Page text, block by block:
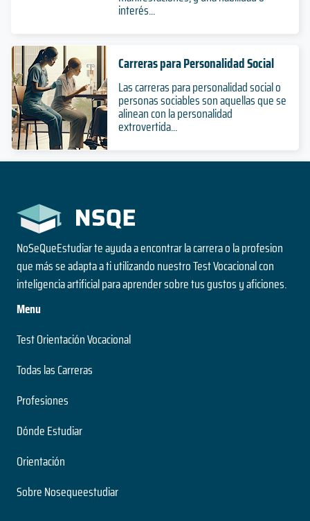
interés...
Carreras para Personalidad Social
Las carreras para personalidad social o
personas sociables son aquellas que se
alinean con la personalidad
extrovertida...
NoSeQueEstudiar te ayuda a encontrar la carrera o la profesion
que más se adapta a ti utilizando nuestro Test Vocacional con
inteligencia artificial para aprender sobre tus gustos y aficiones.
Menu
Test Orientación Vocacional
Todas las Carreras
Profesiones
Dónde Estudiar
Orientación
Sobre Nosequeestudiar